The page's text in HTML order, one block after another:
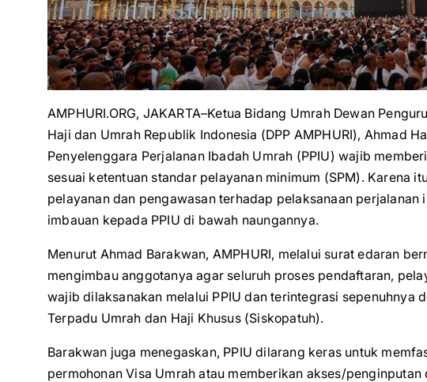
AMPHURI.ORG, JAKARTA–Ketua Bidang Umrah Dewan
Haji dan Umrah Republik Indonesia (DPP AMPHURI), Ahmad
Penyelenggara Perjalanan Ibadah Umrah (PPIU) wajib
sesuai ketentuan standar pelayanan minimum (SPM). Karena
pelayanan dan pengawasan terhadap pelaksanaan perjalanan
imbauan kepada PPIU di bawah naungannya.
Menurut Ahmad Barakwan, AMPHURI, melalui surat edaran
mengimbau anggotanya agar seluruh proses pendaftaran,
wajib dilaksanakan melalui PPIU dan terintegrasi sepenuhnya
Terpadu Umrah dan Haji Khusus (Siskopatuh).
Barakwan juga menegaskan, PPIU dilarang keras untuk
permohonan Visa Umrah atau memberikan akses/